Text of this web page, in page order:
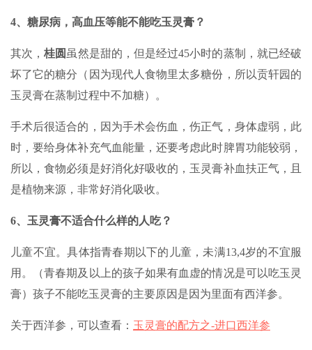
4、糖尿病，高血压等能不能吃玉灵膏？
其次，桂圆 虽然是甜的，但是经过45小时的蒸制，就已经破
坏了它的糖分（因为现代人食物里太多糖份 ，所以贡轩园的
玉灵膏在蒸制过程中不加糖）。
手术后很适合的，因为手术会伤血，伤正气，身体虚弱，此
时，要给身体补充气血能量，还要考虑此时脾胃功能较弱，
所以，食物必须是好消化好吸收的，玉灵膏补血扶正气，且
是植物来源，非常好消化吸收。
6、玉灵膏不适合什么样的人吃？
儿童不宜。具体指青春期以下的儿童，未满13,4岁的不宜服
用。（青春期及以上的孩子如果有血虚的情况是可以吃玉灵
膏）孩子不能吃玉灵膏的主要原因是因为里面有西洋参。
关于西洋参，可以查看： 玉灵膏的配方之-进口西洋参